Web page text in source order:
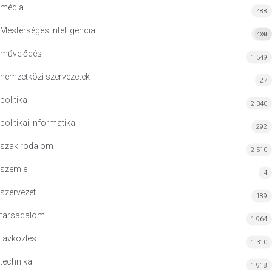
média 488
Mesterséges Intelligencia MI
427
művelődés 1 549
nemzetközi szervezetek 27
politika 2 340
politikai informatika 292
szakirodalom 2 510
szemle 4
szervezet 189
társadalom 1 964
távközlés 1 310
technika 1 918